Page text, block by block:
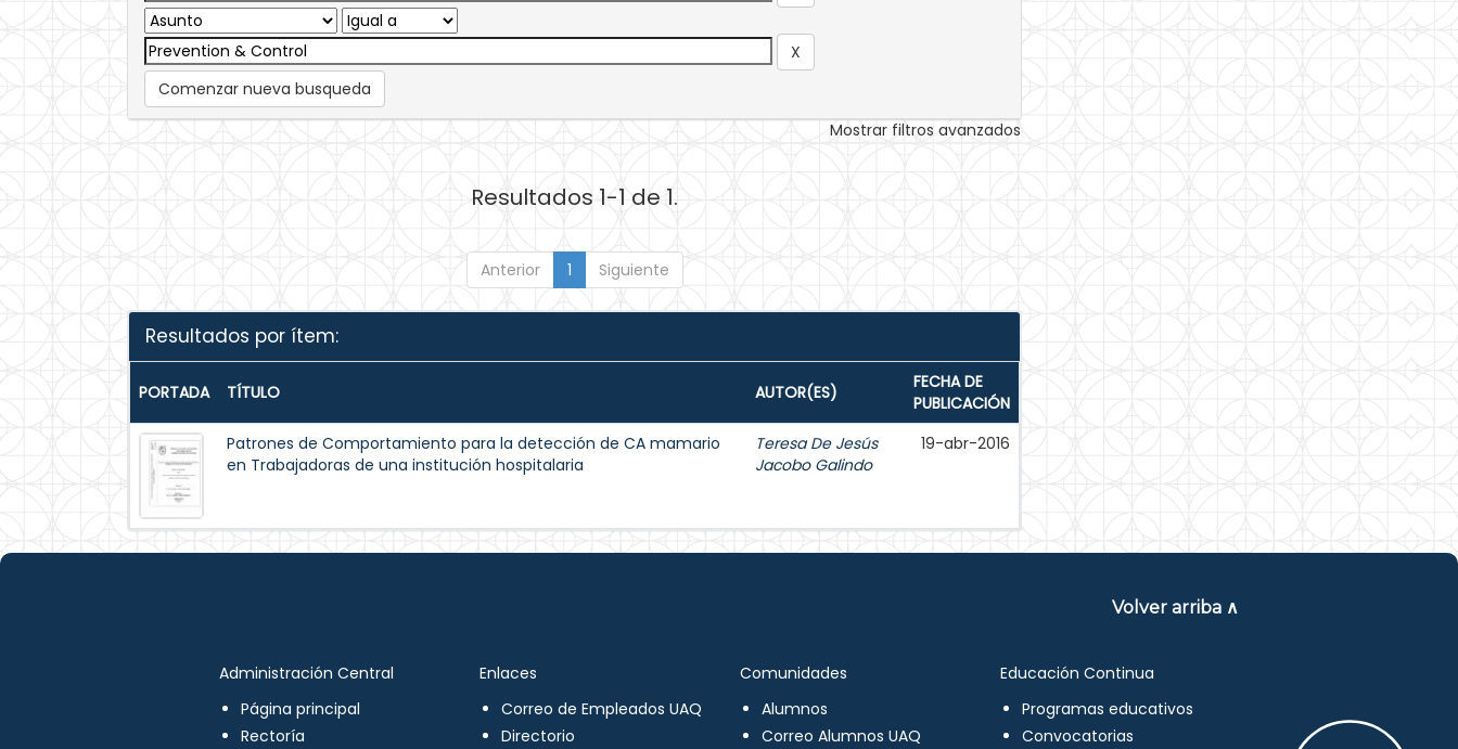
Comenzar nueva busqueda
Mostrar filtros avanzados
Resultados 1-1 de 1.
Anterior 1 Siguiente
Resultados por ítem:
PORTADA TÍTULO AUTOR(ES)
FECHA DE
PUBLICACIÓN
Patrones de Comportamiento para la detección de CA mamario
en Trabajadoras de una institución hospitalaria
Teresa De Jesús
Jacobo Galindo
19-abr-2016
Volver arriba ∧
Administración Central
Página principal
Rectoría
Enlaces
Correo de Empleados UAQ
Directorio
Comunidades
Alumnos
Correo Alumnos UAQ
Educación Continua
Programas educativos
Convocatorias